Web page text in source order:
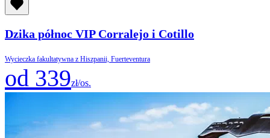
Dzika północ VIP Corralejo i Cotillo
Wycieczka fakultatywna z Hiszpanii, Fuerteventura
od 339zł/os.